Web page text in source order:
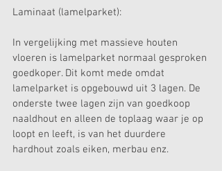
Laminaat (lamelparket):
In vergelijking met massieve houten
vloeren is lamelparket normaal gesproken
goedkoper. Dit komt mede omdat
lamelparket is opgebouwd uit 3 lagen. De
onderste twee lagen zijn van goedkoop
naaldhout en alleen de toplaag waar je op
loopt en leeft, is van het duurdere
hardhout zoals eiken, merbau enz.